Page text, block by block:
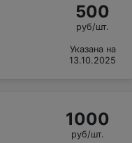
500
руб/шт.
Указана на
13.10.2025
1000
руб/шт.